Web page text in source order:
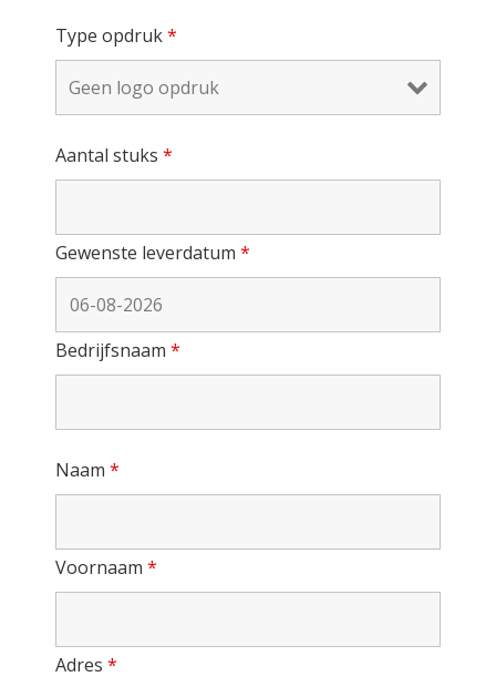
Type opdruk*
Aantal stuks *
Gewenste leverdatum *
Bedrijfsnaam *
Naam *
Voornaam *
Adres *